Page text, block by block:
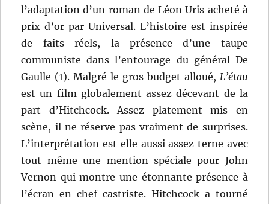
l’adaptation d’un roman de Léon Uris acheté à
prix d’or par Universal. L’histoire est inspirée
de faits réels, la présence d’une taupe
communiste dans l’entourage du général De
Gaulle (1). Malgré le gros budget alloué, L’étau
est un film globalement assez décevant de la
part d’Hitchcock. Assez platement mis en
scène, il ne réserve pas vraiment de surprises.
L’interprétation est elle aussi assez terne avec
tout même une mention spéciale pour John
Vernon qui montre une étonnante présence à
l’écran en chef castriste. Hitchcock a tourné